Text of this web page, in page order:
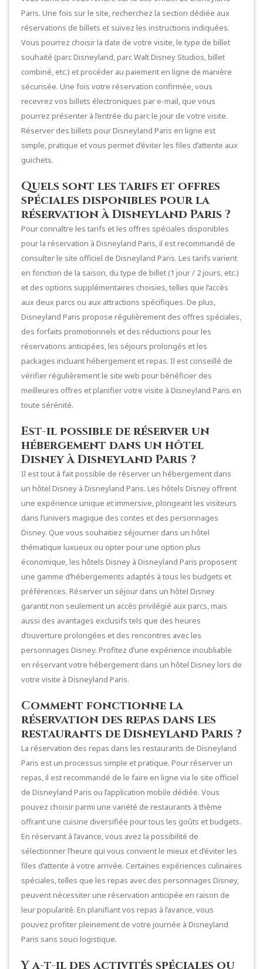
Paris. Une fois sur le site, recherchez la section dédiée aux
réservations de billets et suivez les instructions indiquées.
Vous pourrez choisir la date de votre visite, le type de billet
souhaité (parc Disneyland, parc Walt Disney Studios, billet
combiné, etc.) et procéder au paiement en ligne de manière
sécurisée. Une fois votre réservation confirmée, vous
recevrez vos billets électroniques par e-mail, que vous
pourrez présenter à l’entrée du parc le jour de votre visite.
Réserver des billets pour Disneyland Paris en ligne est
simple, pratique et vous permet d’éviter les files d’attente aux
guichets.
Quels sont les tarifs et offres
spéciales disponibles pour la
réservation à Disneyland Paris ?
Pour connaître les tarifs et les offres spéciales disponibles
pour la réservation à Disneyland Paris, il est recommandé de
consulter le site officiel de Disneyland Paris. Les tarifs varient
en fonction de la saison, du type de billet (1 jour / 2 jours, etc.)
et des options supplémentaires choisies, telles que l’accès
aux deux parcs ou aux attractions spécifiques. De plus,
Disneyland Paris propose régulièrement des offres spéciales,
des forfaits promotionnels et des réductions pour les
réservations anticipées, les séjours prolongés et les
packages incluant hébergement et repas. Il est conseillé de
vérifier régulièrement le site web pour bénéficier des
meilleures offres et planifier votre visite à Disneyland Paris en
toute sérénité.
Est-il possible de réserver un
hébergement dans un hôtel
Disney à Disneyland Paris ?
Il est tout à fait possible de réserver un hébergement dans
un hôtel Disney à Disneyland Paris. Les hôtels Disney offrent
une expérience unique et immersive, plongeant les visiteurs
dans l’univers magique des contes et des personnages
Disney. Que vous souhaitiez séjourner dans un hôtel
thématique luxueux ou opter pour une option plus
économique, les hôtels Disney à Disneyland Paris proposent
une gamme d’hébergements adaptés à tous les budgets et
préférences. Réserver un séjour dans un hôtel Disney
garantit non seulement un accès privilégié aux parcs, mais
aussi des avantages exclusifs tels que des heures
d’ouverture prolongées et des rencontres avec les
personnages Disney. Profitez d’une expérience inoubliable
en réservant votre hébergement dans un hôtel Disney lors de
votre visite à Disneyland Paris.
Comment fonctionne la
réservation des repas dans les
restaurants de Disneyland Paris ?
La réservation des repas dans les restaurants de Disneyland
Paris est un processus simple et pratique. Pour réserver un
repas, il est recommandé de le faire en ligne via le site officiel
de Disneyland Paris ou l’application mobile dédiée. Vous
pouvez choisir parmi une variété de restaurants à thème
offrant une cuisine diversifiée pour tous les goûts et budgets.
En réservant à l’avance, vous avez la possibilité de
sélectionner l’heure qui vous convient le mieux et d’éviter les
files d’attente à votre arrivée. Certaines expériences culinaires
spéciales, telles que les repas avec des personnages Disney,
peuvent nécessiter une réservation anticipée en raison de
leur popularité. En planifiant vos repas à l’avance, vous
pouvez profiter pleinement de votre journée à Disneyland
Paris sans souci logistique.
Y a-t-il des activités spéciales ou